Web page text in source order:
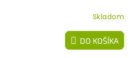
Skladom
DO KOŠÍKA